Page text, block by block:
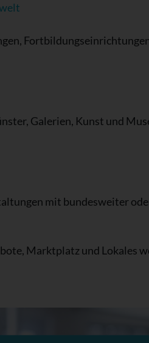
Galerien, Kunst und
mit bundesweiter
Marktplatz und Lokales